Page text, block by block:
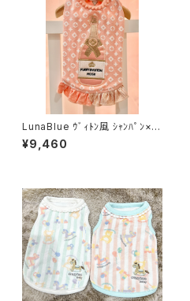
LunaBlue ｳﾞｨﾄﾝ風 ｼｬﾝﾊﾟﾝ×ﾓﾉ
ｸﾞﾗﾑﾄﾞﾚｽ XS/S 421-220
¥9,460